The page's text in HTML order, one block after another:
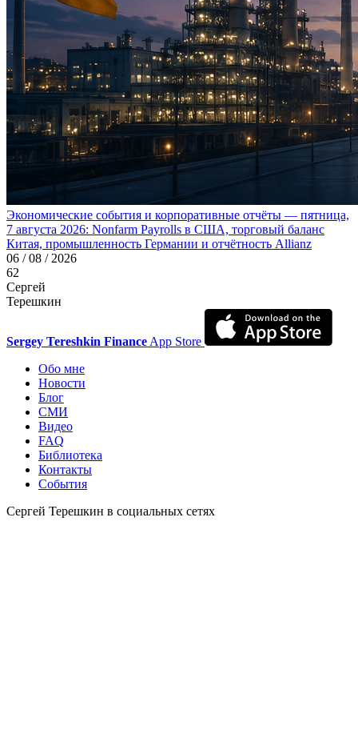
Экономические события и корпоративные отчёты — пятница,
7 августа 2026: Nonfarm Payrolls в США, торговый баланс
Китая, промышленность Германии и отчётность Allianz
06 / 08 / 2026
62
Сергей
Терешкин
Sergey Tereshkin Finance App Store
Обо мне
Новости
Блог
СМИ
Видео
FAQ
Библиотека
Контакты
События
Сергей Терешкин в социальных сетях